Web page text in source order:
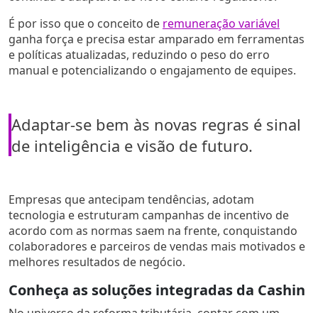
É por isso que o conceito de remuneração variável
ganha força e precisa estar amparado em ferramentas
e políticas atualizadas, reduzindo o peso do erro
manual e potencializando o engajamento de equipes.
Adaptar-se bem às novas regras é sinal
de inteligência e visão de futuro.
Empresas que antecipam tendências, adotam
tecnologia e estruturam campanhas de incentivo de
acordo com as normas saem na frente, conquistando
colaboradores e parceiros de vendas mais motivados e
melhores resultados de negócio.
Conheça as soluções integradas da Cashin